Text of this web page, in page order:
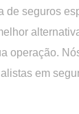
de seguros
operação.
em